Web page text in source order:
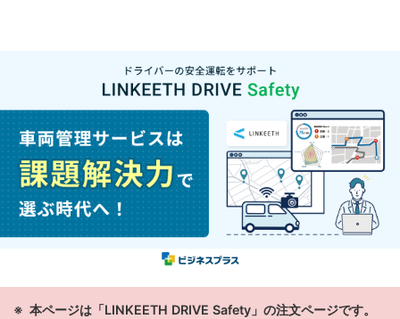
本ページは「LINKEETH DRIVE Safety」の注文ページです。